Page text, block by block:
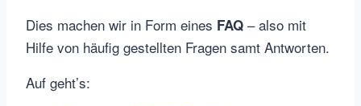
Dies machen wir in Form eines FAQ – also mit
Hilfe von häufig gestellten Fragen samt Antworten.
Auf geht’s: